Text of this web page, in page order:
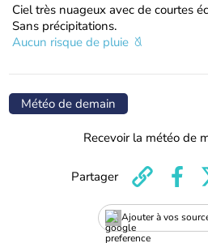
Ciel très nuageux avec de courtes
Sans précipitations.
Aucun risque de pluie
Météo de demain
Recevoir la météo de
Ajouter à vos
Partager